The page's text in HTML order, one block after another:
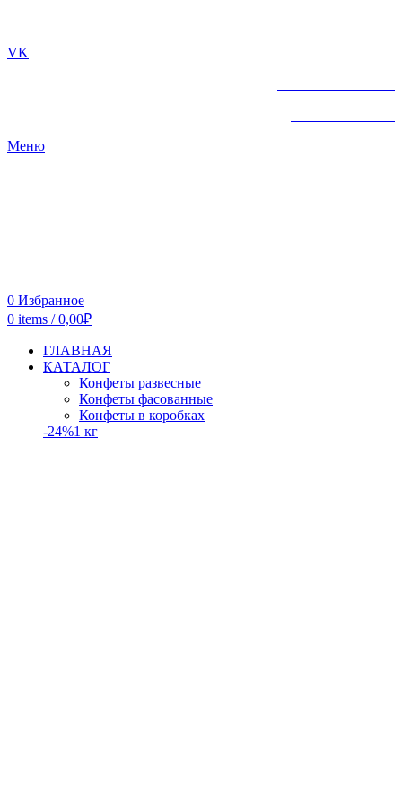
VK
Меню
0 Избранное
0 items / 0,00₽
ГЛАВНАЯ
КАТАЛОГ
Конфеты развесные
Конфеты фасованные
Конфеты в коробках
-24%1 кг